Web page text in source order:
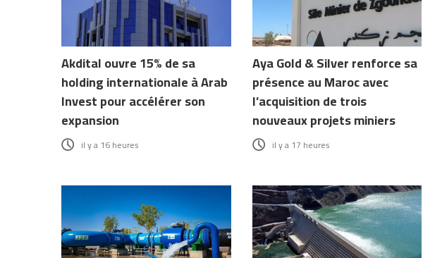
Akdital ouvre 15% de sa
holding internationale à Arab
Invest pour accélérer son
expansion
il y a 16 heures
Aya Gold & Silver renforce sa
présence au Maroc avec
l’acquisition de trois
nouveaux projets miniers
il y a 17 heures